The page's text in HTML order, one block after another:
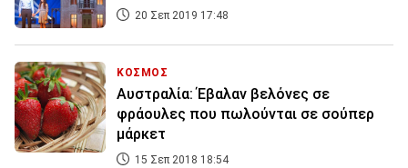
20 Σεπ 2019 17:48
ΚΟΣΜΟΣ
Αυστραλία: Έβαλαν βελόνες σε
φράουλες που πωλούνται σε σούπερ
μάρκετ
15 Σεπ 2018 18:54